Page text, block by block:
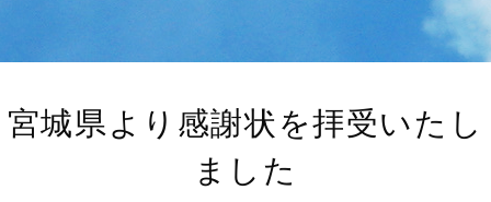
宮城県より感謝状を拝受いたし
ました